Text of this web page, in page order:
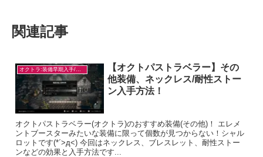
関連記事
オクトラ:装備早期入手/目的別
【オクトパストラベラー】その
他装備、ネックレス/耐性ストー
ン入手方法！
オクトパストラベラー(オクトラ)のおすすめ装備(その他)！ エレメ
ントブースターみたいな装備に限って個数が見つからない！シャル
ロットです(*´>д<) 今回はネックレス、ブレスレット、耐性ストー
ンなどの効果と入手方法です...